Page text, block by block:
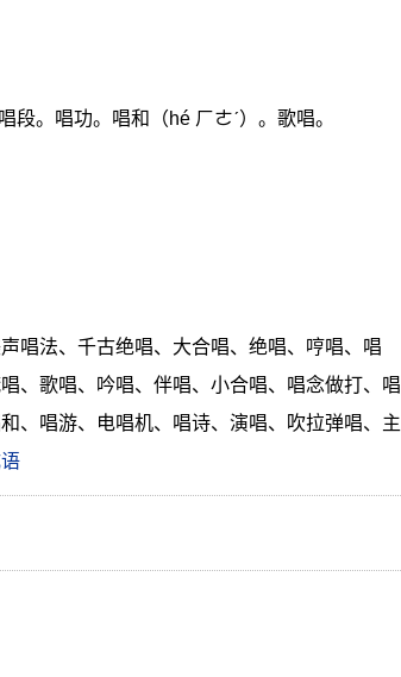
段。唱功。唱和（hé ㄏㄜˊ）。歌唱。
唱法、千古绝唱、大合唱、绝唱、哼唱、唱
、歌唱、吟唱、伴唱、小合唱、唱念做打、唱
、唱游、电唱机、唱诗、演唱、吹拉弹唱、主